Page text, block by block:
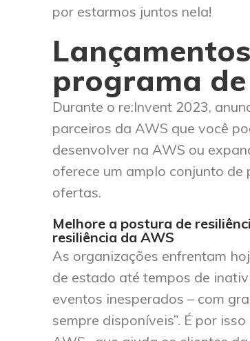
por estarmos juntos nela!
programa
Durante o re:Invent 2023,
parceiros da AWS que você
desenvolver na AWS ou
oferece um amplo conjunto
ofertas.
Melhore a postura de
resiliência da AWS
As organizações enfrentam
de estado até tempos de
eventos inesperados – com
sempre disponíveis”. É por